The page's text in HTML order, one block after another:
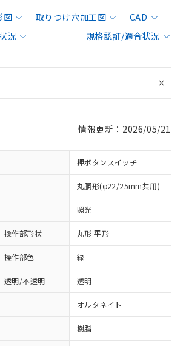
図 取りつけ穴加工図
CAD
況
規格認証/適合状況
情報更新：2026/05/21
押ボタンスイッチ
丸胴形(φ22/25mm共用)
照光
操作部形状 丸形 平形
操作部色 緑
透明/不透明 透明
オルタネイト
樹脂